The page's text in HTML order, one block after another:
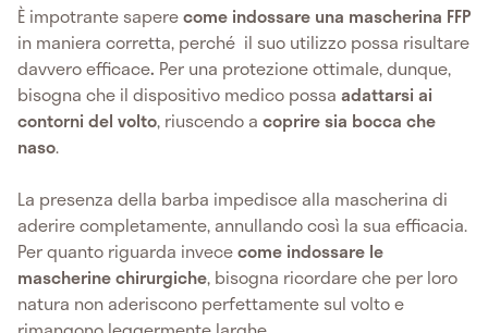
È impotrante saperecome indossare una mascherina FFP
in maniera corretta, perché il suo utilizzo possa risultare
davvero efficace. Per una protezione ottimale, dunque,
bisogna che il dispositivo medico possa adattarsi ai
contorni del volto, riuscendo a coprire sia bocca che
naso.
La presenza della barba impedisce alla mascherina di
aderire completamente, annullando così la sua efficacia.
Per quanto riguarda invececome indossare le
mascherine chirurgiche, bisogna ricordare che per loro
natura non aderiscono perfettamente sul volto e